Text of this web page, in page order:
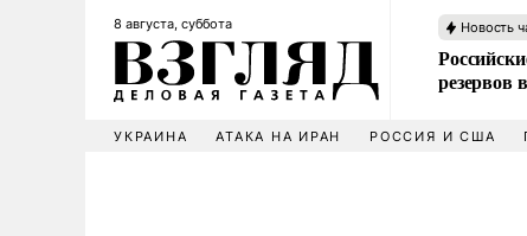
8 августа, суббота Новость
резервов
УКРАИНА АТАКА НА ИРАН РОССИЯ И США